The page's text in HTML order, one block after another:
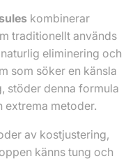
kombinerar
traditionellt används
eliminering och
som söker en känsla
stöder denna formula
extrema metoder.
av kostjustering,
känns tung och